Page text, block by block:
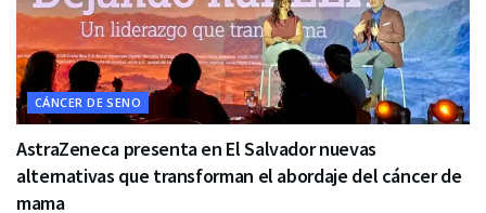
CÁNCER DE SENO
AstraZeneca presenta en El Salvador nuevas
alternativas que transforman el abordaje del cáncer de
mama